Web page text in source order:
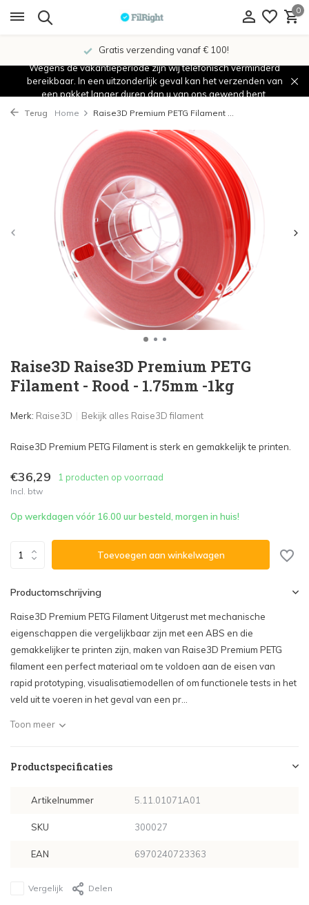
0
Gratis verzending vanaf € 100!
Wegens de vakantieperiode zijn wij telefonisch verminderd
bereikbaar. In een uitzonderlijk geval kan het verzenden van
een pakket langer duren dan u van ons gewend bent.
Terug Home Raise3D Premium PETG Filament ...
Raise3D Raise3D Premium PETG
Filament - Rood - 1.75mm -1kg
Merk: Raise3D Bekijk alles Raise3D filament
Raise3D Premium PETG Filament is sterk en gemakkelijk te printen.
€36,29 1 producten op voorraad
Incl. btw
Op werkdagen vóór 16.00 uur besteld, morgen in huis!
Toevoegen aan winkelwagen
Productomschrijving
Raise3D Premium PETG Filament Uitgerust met mechanische
eigenschappen die vergelijkbaar zijn met een ABS en die
gemakkelijker te printen zijn, maken van Raise3D Premium PETG
filament een perfect materiaal om te voldoen aan de eisen van
rapid prototyping, visualisatiemodellen of om functionele tests in het
veld uit te voeren in het geval van een pr...
Toon meer
Productspecificaties
Artikelnummer 5.11.01071A01
SKU 300027
EAN 6970240723363
Vergelijk Delen